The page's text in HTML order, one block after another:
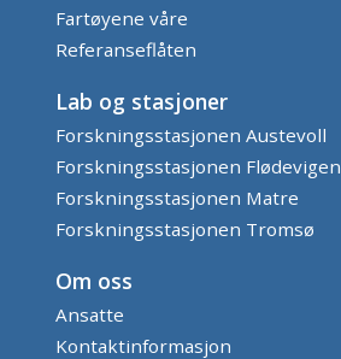
Fartøyene våre
Referanseflåten
Lab og stasjoner
Forskningsstasjonen Austevoll
Forskningsstasjonen Flødevigen
Forskningsstasjonen Matre
Forskningsstasjonen Tromsø
Om oss
Ansatte
Kontaktinformasjon